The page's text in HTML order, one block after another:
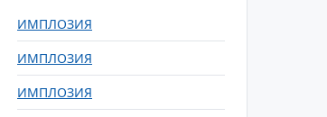
ИМПЛОЗИЯ
ИМПЛОЗИЯ
ИМПЛОЗИЯ